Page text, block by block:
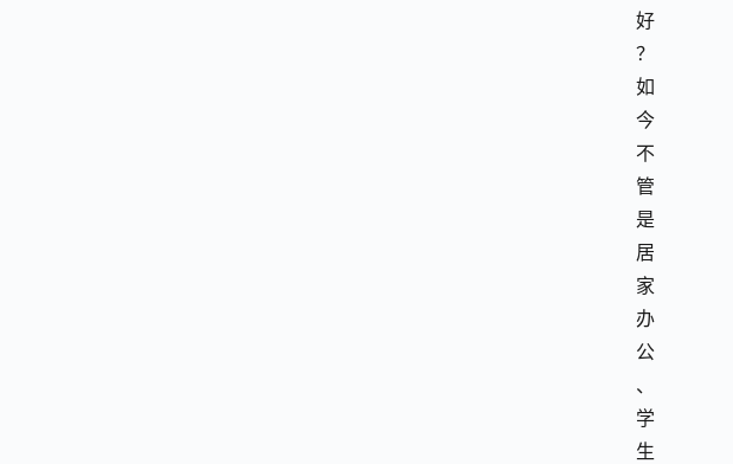
好
？
如
今
不
管
是
居
家
办
公
、
学
生